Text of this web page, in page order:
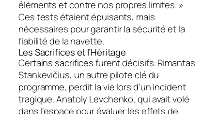
éléments et contre nos propres limites. »
Ces tests étaient épuisants, mais
nécessaires pour garantir la sécurité et la
fiabilité de la navette.
Les Sacrifices et l’Héritage
Certains sacrifices furent décisifs. Rimantas
Stankevičius, un autre pilote clé du
programme, perdit la vie lors d’un incident
tragique. Anatoly Levchenko, qui avait volé
dans l’espace pour évaluer les effets de